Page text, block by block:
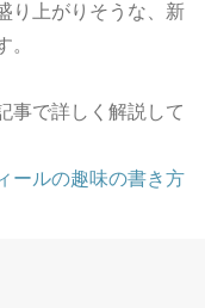
り上がりそうな、新
。
事で詳しく解説して
ールの趣味の書き方